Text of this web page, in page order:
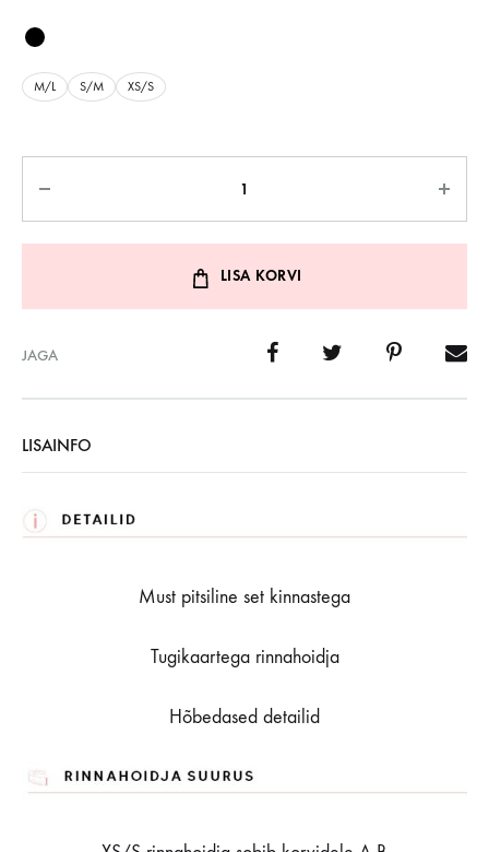
M/L S/M XS/S
LISA KORVI
JAGA
LISAINFO
Must pitsiline set kinnastega
Tugikaartega rinnahoidja
Hõbedased detailid